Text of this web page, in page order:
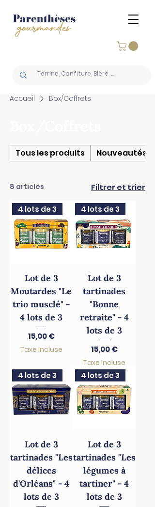
Accueil Box/Coffrets
Tous les produits Nouveautés
8 articles Filtrer et trier
4 lots de 3
Lot de 3
Moutardes "Le
trio musclé" -
4 lots de 3
Prix
15,00 €
Taxe Incluse
4 lots de 3
Lot de 3
tartinades
"Bonne
retraite" - 4
lots de 3
Prix
15,00 €
Taxe Incluse
4 lots de 3
Lot de 3
tartinades "Les
délices
d'Orléans" - 4
lots de 3
4 lots de 3
Lot de 3
tartinades "Les
légumes à
tartiner" - 4
lots de 3